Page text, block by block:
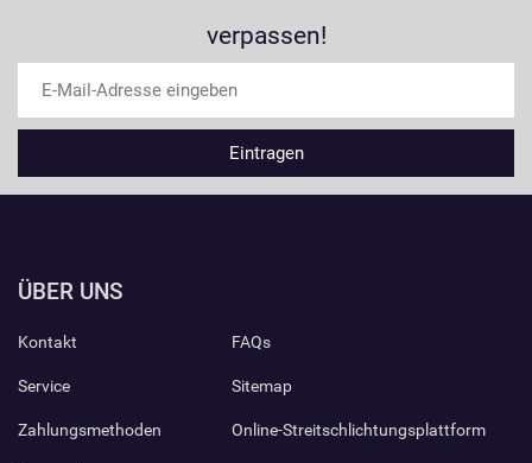
verpassen!
ÜBER UNS
Kontakt
Service
Zahlungsmethoden
FAQs
Sitemap
Online-Streitschlichtungsplattform